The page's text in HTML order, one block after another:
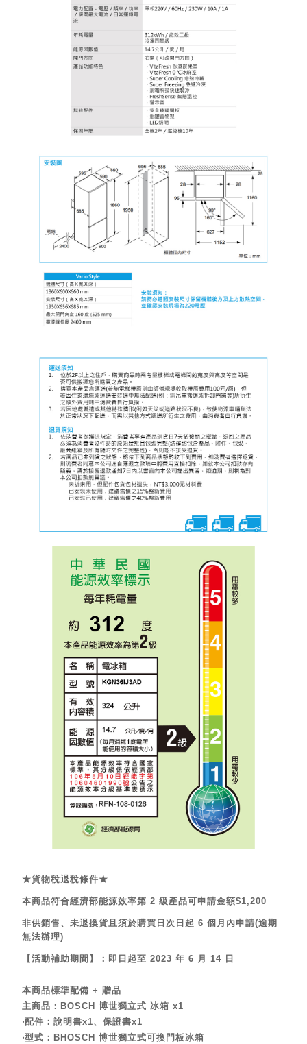
★貨物稅退稅條件★
本商品符合經濟部能源效率第 2 級產品可申請金額$1,200
非供銷售、未退換貨且須於購買日次日起 6 個月內申請(逾期
無法辦理)
【活動補助期間】：即日起至 2023 年 6 月 14 日
本商品標準配備 + 贈品
主商品：BOSCH 博世獨立式 冰箱 x1
‧配件：說明書x1、保證書x1
‧型式：BHOSCH 博世獨立式可換門板冰箱